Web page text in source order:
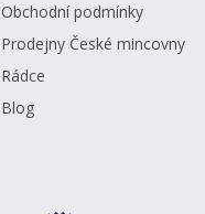
Obchodní podmínky
Prodejny České mincovny
Rádce
Blog